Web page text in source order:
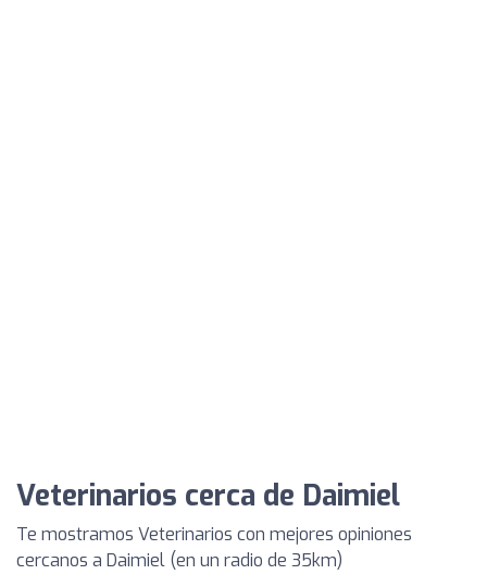
Veterinarios cerca de Daimiel
Te mostramos Veterinarios con mejores opiniones
cercanos a Daimiel (en un radio de 35km)